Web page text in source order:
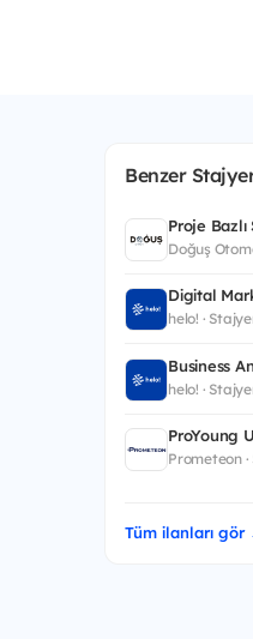
Benzer
Proje
Doğuş
Digital
helo! ·
Business
helo! ·
ProYoung
Prometeon
Tüm ilanları gör